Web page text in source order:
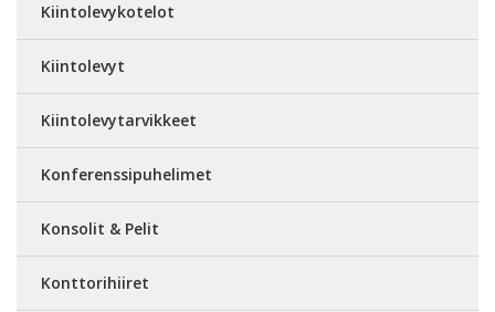
Kiintolevykotelot
Kiintolevyt
Kiintolevytarvikkeet
Konferenssipuhelimet
Konsolit & Pelit
Konttorihiiret